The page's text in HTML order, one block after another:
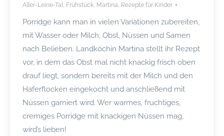
Aller-Leine-Tal Frühstück Martina Rezepte für Kinder
Porridge kann man in vielen Variationen zubereiten,
mit Wasser oder Milch, Obst, Nüssen und Samen
nach Belieben. Landköchin Martina stellt ihr Rezept
vor, in dem das Obst mal nicht knackig frisch oben
drauf liegt, sondern bereits mit der Milch und den
Haferflocken eingekocht und anschließend mit
Nüssen garniert wird. Wer warmes, fruchtiges,
cremiges Porridge mit knackigen Nüssen mag,
wird’s lieben!